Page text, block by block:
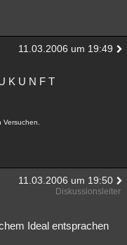
11.03.2006 um 19:49
K U N F T
11.03.2006 um 19:50
Diskussionsleiter
Ideal entsprachen